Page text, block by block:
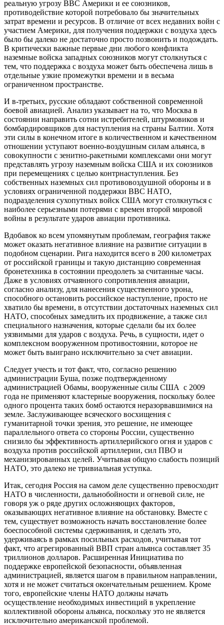
реальную угрозу ВВС Америки и ее союзников,
противодействие которой потребовало бы значительных
затрат времени и ресурсов. В отличие от всех недавних войн с
участием Америки, для получения поддержки с воздуха здесь
было бы далеко не достаточно просто позвонить и подождать.
В критически важные первые дни любого конфликта
наземные войска западных союзников могут столкнуться с
тем, что поддержка с воздуха может быть обеспечена лишь в
отдельные узкие промежутки времени и в весьма
ограниченном пространстве.
И в-третьих, русские обладают собственной современной
боевой авиацией. Анализ указывает на то, что Москва в
состоянии направить сотни истребителей, штурмовиков и
бомбардировщиков для наступления на страны Балтии. Хотя
эти силы в конечном итоге в количественном и качественном
отношении уступают военно-воздушным силам альянса, в
совокупности с зенитно-ракетными комплексами они могут
представлять угрозу наземным войска США и их союзников
при перемещениях с целью контрнаступления. Без
собственных наземных сил противовоздушной обороны и в
условиях ограниченной поддержки ВВС НАТО,
подразделения сухопутных войск США могут столкнуться с
наиболее серьезными потерями с времен второй мировой
войны в результате ударов авиации противника.
Вдобавок ко всем упомянутым проблемам, география также
может оказать негативное влияние на развитие ситуации в
подобном сценарии. Рига находится всего в 200 километрах
от российской границы и такую дистанцию современная
бронетехника в состоянии преодолеть за считанные часы.
Даже в условиях отчаянного сопротивления авиации,
согласно анализу, для нанесения существенного урона,
способного остановить российское наступление, просто не
хватило бы времени, в отсутствии достаточных наземных сил
НАТО, способных замедлить их продвижение, а также сил
специального назначения, которые сделали бы их более
уязвимыми для ударов с воздуха. Речь, в сущности, идет о
комплексном вооруженном противостоянии, которое не
может быть выиграно исключительно за счет авиации.
Следует учесть и тот факт, что, согласно решению
администрации Буша, позже подтвержденному
администрацией Обамы, вооруженные силы США с 2009
года не применяют кластерные вооружения, поскольку более
одного процента таких бомб остаются неразорвавшимися на
земле. Заслуживающее всяческого восхищения с
гуманитарной точки зрения, это решение, не имеющее
параллельного ответа со стороны России, существенно
снизило бы эффективность артиллерийского огня и ударов с
воздуха против российской артиллерии, сил ПВО и
механизированных целей. Учитывая общую слабость позиций
НАТО, это далеко не тривиальная уступка.
Итак, сегодня Россия на самом деле существенно превосходит
НАТО в численности, дальнобойности и огневой силе, не
говоря уж о ряде других осложняющих факторов,
оказывающих негативное влияние на обстановку. Вместе с
тем, существует возможность начать восстановление более
боеспособной системы сдерживания, и сделать это,
удерживаясь в рамках посильных расходов, учитывая тот
факт, что агрегированный ВВП стран альянса составляет 35
триллионов долларов. Расширенная Инициатива по
поддержке европейской безопасности, объявленная
администрацией, является шагом в правильном направлении,
хотя и не может считаться окончательным решением. Кроме
того, европейские члены НАТО должны начать
осуществление необходимых инвестиций в укрепление
коллективной обороны альянса, поскольку это не является
исключительно американской проблемой.